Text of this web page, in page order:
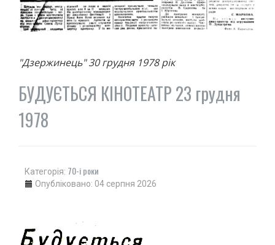
"Дзержинець" 30 грудня 1978 рік
БУДУЄТЬСЯ КІНОТЕАТР 23 грудня
1978
Категорія: 70-і роки
Опубліковано: 04 серпня 2026